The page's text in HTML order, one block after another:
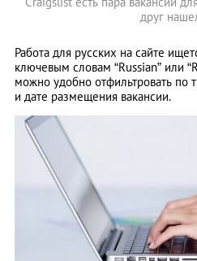
друг
Работа для русских на сайте
ключевым словам “Russian” или
можно удобно отфильтровать по
и дате размещения вакансии.